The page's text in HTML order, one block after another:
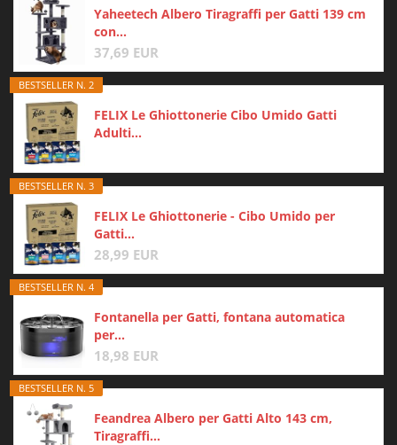
Yaheetech Albero Tiragraffi per Gatti 139 cm
con...
37,69 EUR
BESTSELLER N. 2
FELIX Le Ghiottonerie Cibo Umido Gatti
Adulti...
BESTSELLER N. 3
FELIX Le Ghiottonerie - Cibo Umido per
Gatti...
28,99 EUR
BESTSELLER N. 4
Fontanella per Gatti, fontana automatica
per...
18,98 EUR
BESTSELLER N. 5
Feandrea Albero per Gatti Alto 143 cm,
Tiragraffi...